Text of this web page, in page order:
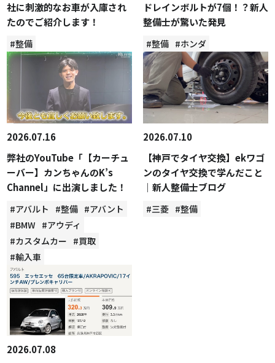
社に刺激的なお車が入庫され
たのでご紹介します！
#整備
ドレインボルトが7個！？新人
整備士が驚いた発見
#整備 #ホンダ
2026.07.16
弊社のYouTube「【カーチュ
ーバー】カンちゃんのK’s
Channel」に出演しました！
#アバルト #整備 #アバント
#BMW #アウディ
#カスタムカー #買取
#輸入車
2026.07.10
【神戸でタイヤ交換】ekワゴ
ンのタイヤ交換で学んだこと
｜新人整備士ブログ
#三菱 #整備
2026.07.08